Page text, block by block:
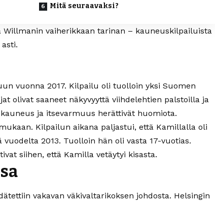
Mitä seuraavaksi?
vaiherikkaan tarinan – kauneuskilpailuista
vuonna 2017. Kilpailu oli tuolloin yksi Suomen
olivat saaneet näkyvyyttä viihdelehtien palstoilla ja
ja itsevarmuus herättivät huomiota.
Kilpailun aikana paljastui, että Kamillalla oli
2013. Tuolloin hän oli vasta 17-vuotias.
siihen, että Kamilla vetäytyi kisasta.
vakavan väkivaltarikoksen johdosta. Helsingin